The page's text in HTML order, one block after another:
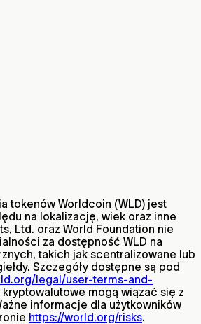
tokenów Worldcoin (WLD) jest
na lokalizację, wiek oraz inne
Ltd. oraz World Foundation nie
za dostępność WLD na
takich jak scentralizowane lub
Szczegóły dostępne są pod
legal/user-terms-and-
kryptowalutowe mogą wiązać się z
informacje dla użytkowników
https://world.org/risks.